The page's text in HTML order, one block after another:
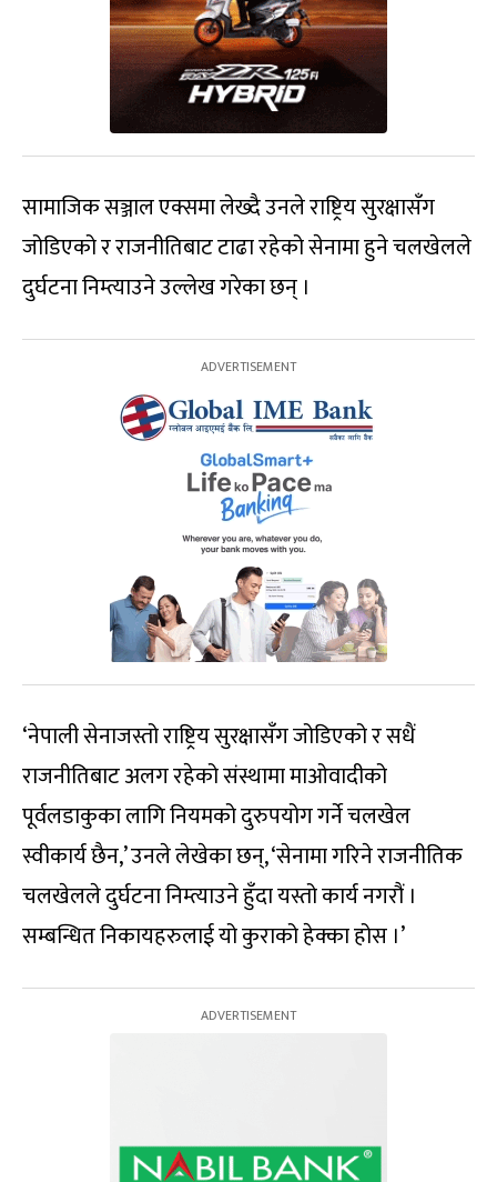
सामाजिक सञ्जाल एक्समा लेख्दै उनले राष्ट्रिय सुरक्षासँग
जोडिएको र राजनीतिबाट टाढा रहेको सेनामा हुने चलखेलले
दुर्घटना निम्त्याउने उल्लेख गरेका छन् ।
‘नेपाली सेनाजस्तो राष्ट्रिय सुरक्षासँग जोडिएको र सधैं
राजनीतिबाट अलग रहेको संस्थामा माओवादीको
पूर्वलडाकुका लागि नियमको दुरुपयोग गर्ने चलखेल
स्वीकार्य छैन,’ उनले लेखेका छन्, ‘सेनामा गरिने राजनीतिक
चलखेलले दुर्घटना निम्त्याउने हुँदा यस्तो कार्य नगरौं ।
सम्बन्धित निकायहरुलाई यो कुराको हेक्का होस ।’